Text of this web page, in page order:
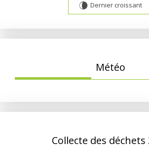
V Dernier croissant
Météo
Collecte des déchets